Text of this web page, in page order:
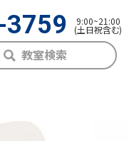
3759 9:00~21:00
(土日祝含む)
教室検索